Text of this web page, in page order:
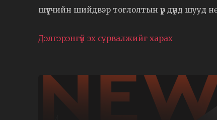
шүүгчийн шийдвэр тоглолтын үр дүнд шууд
Дэлгэрэнгүй эх сурвалжийг харах